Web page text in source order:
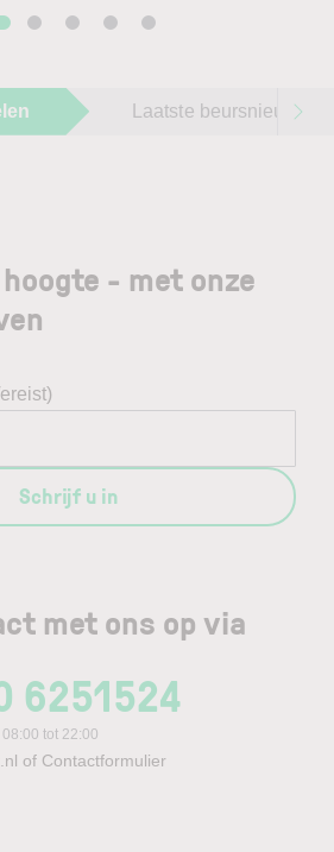
Laatste beursnieuws
met ons op via
6251524
tot 22:00
of Contactformulier
- met onze
Schrijf u in